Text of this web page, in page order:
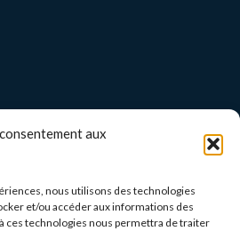
aux
nous utilisons des technologies
et/ou accéder aux informations des
ces technologies nous permettra de traiter